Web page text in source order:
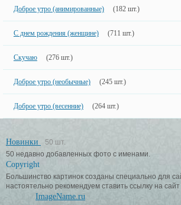
Доброе утро (анимированные) (182 шт.)
С днем рождения (женщине) (711 шт.)
Скучаю (276 шт.)
Доброе утро (необычные) (245 шт.)
Доброе утро (весенние) (264 шт.)
Новинки
50 шт.
50 недавно добавленных фото с именами.
Copyright
Большинство картинок созданы специально для
настоятельно рекомендуем ставить ссылку на
ImageName.ru